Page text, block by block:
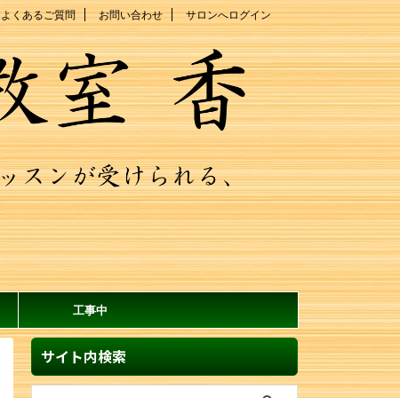
よくあるご質問 お問い合わせ サロンへログイン
工事中
サイト内検索